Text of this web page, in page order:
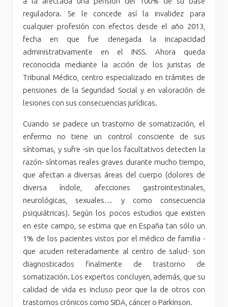
reguladora. Se le concede así la invalidez para
cualquier profesión con efectos desde el año 2013,
fecha en que fue denegada la incapacidad
administrativamente en el INSS. Ahora queda
reconocida mediante la acción de los juristas de
Tribunal Médico, centro especializado en trámites de
pensiones de la Seguridad Social y en valoración de
lesiones con sus consecuencias jurídicas.
Cuando se padece un trastorno de somatización, el
enfermo no tiene un control consciente de sus
síntomas, y sufre -sin que los facultativos detecten la
razón- síntomas reales graves durante mucho tiempo,
que afectan a diversas áreas del cuerpo (dolores de
diversa índole, afecciones gastrointestinales,
neurológicas, sexuales… y como consecuencia
psiquiátricas). Según los pocos estudios que existen
en este campo, se estima que en España tan sólo un
1% de los pacientes vistos por el médico de familia -
que acuden reiteradamente al centro de salud- son
diagnosticados finalmente de trastorno de
somatización. Los expertos concluyen, además, que su
calidad de vida es incluso peor que la de otros con
trastornos crónicos como SIDA, cáncer o Parkinson.